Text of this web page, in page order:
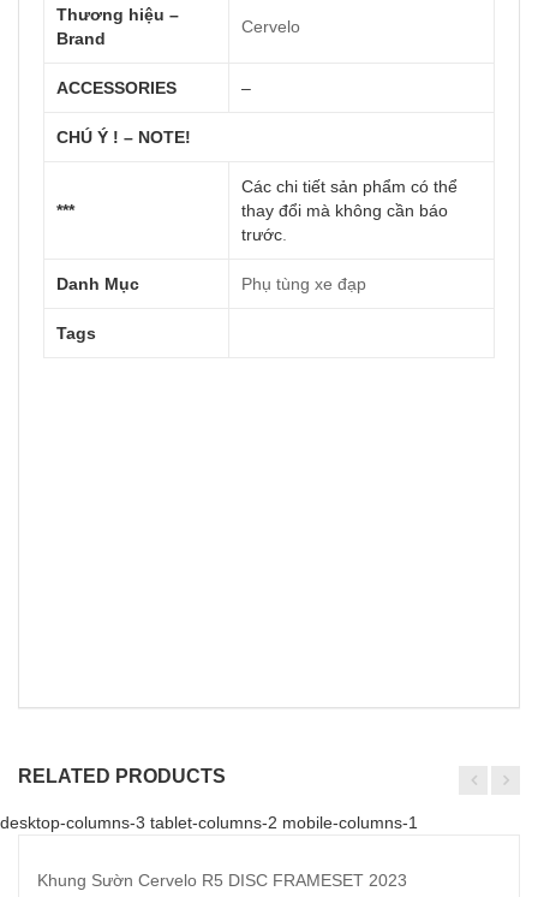
Thương hiệu –
Brand
Cervelo
ACCESSORIES –
CHÚ Ý ! – NOTE!
***
Các chi tiết sản phẩm có thể
thay đổi mà không cần báo
trước
Danh Mục Phụ tùng xe đạp
Tags
RELATED PRODUCTS
desktop-columns-3 tablet-columns-2 mobile-columns-1
Khung Sườn Cervelo R5 DISC FRAMESET 2023